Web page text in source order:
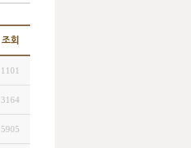
조회
1101
3164
5905